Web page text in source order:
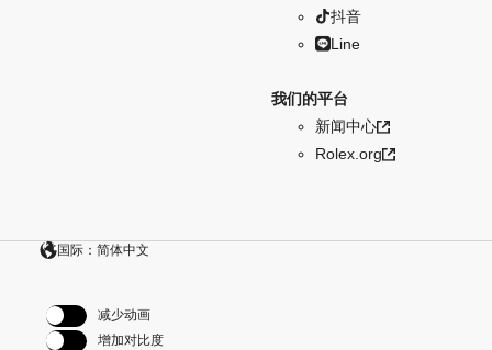
抖音
Line
我们的平台
新闻中心
Rolex.org
国际：简体中文
减少动画
增加对比度